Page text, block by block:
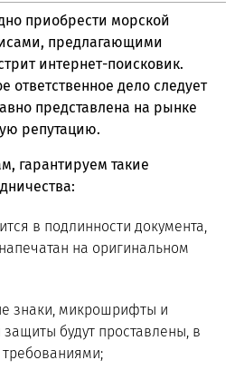
приобрести морской
предлагающими
интернет-поисковик.
ответственное дело следует
представлена на рынке
репутацию.
гарантируем такие
в подлинности документа,
на оригинальном
знаки, микрошрифты и
защиты будут проставлены, в
требованиями;